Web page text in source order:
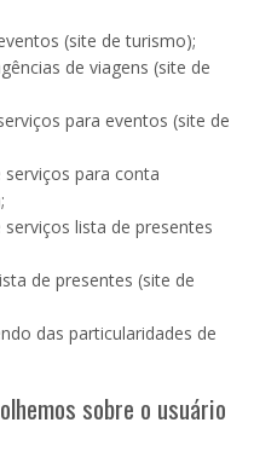
(site de turismo);
de viagens (site de
para eventos (site de
para conta
lista de presentes
de presentes (site de
das particularidades de
sobre o usuário